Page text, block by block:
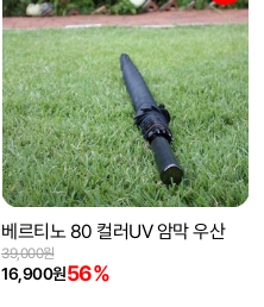
베르티노 80 컬러UV 암막 우산
16,900원56%
39,000원